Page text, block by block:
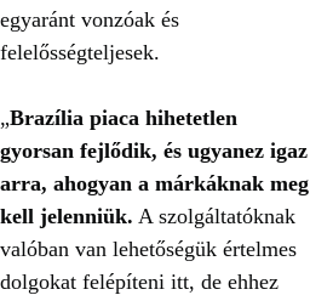
egyaránt vonzóak és
felelősségteljesek.
„Brazília piaca hihetetlen
gyorsan fejlődik, és ugyanez igaz
arra, ahogyan a márkáknak meg
kell jelenniük. A szolgáltatóknak
valóban van lehetőségük értelmes
dolgokat felépíteni itt, de ehhez